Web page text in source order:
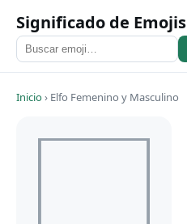
Significado de Emojis
Inicio› Elfo Femenino y Masculino